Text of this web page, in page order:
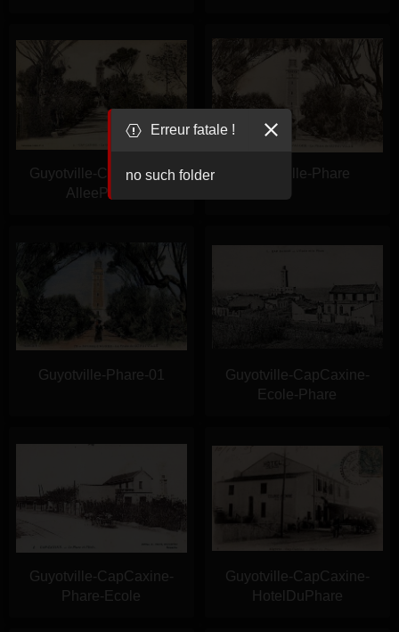
Guyotville-CapCaxine-
AlleePhare
Guyotville-Phare
Guyotville-Phare-01
Guyotville-CapCaxine-
Ecole-Phare
Guyotville-CapCaxine-
Phare-Ecole
Guyotville-CapCaxine-
HotelDuPhare
Erreur fatale !
no such folder